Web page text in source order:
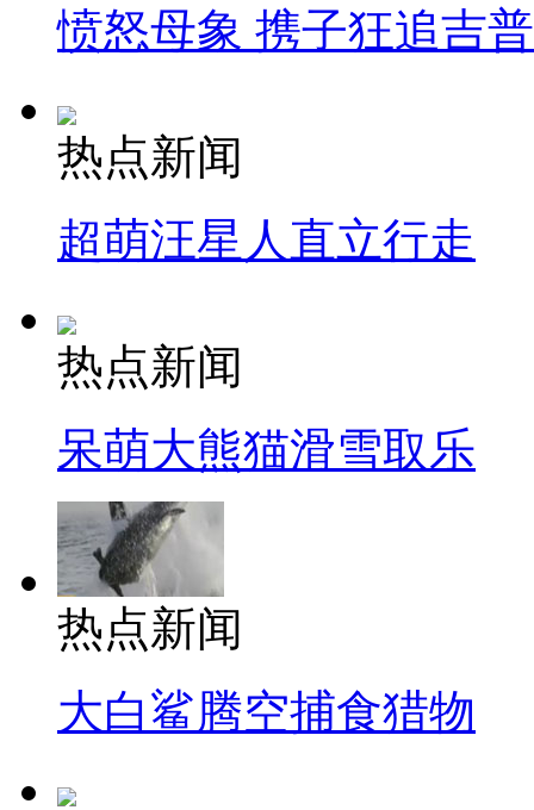
愤怒母象 携子狂追吉
热点新闻
超萌汪星人直立行走
热点新闻
呆萌大熊猫滑雪取乐
热点新闻
大白鲨腾空捕食猎物